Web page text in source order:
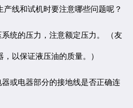
产线和试机时要注意哪些问题呢？
统的压力，注意额定压力。 （友
以保证液压油的质量。）
或电器部分的接地线是否正确连